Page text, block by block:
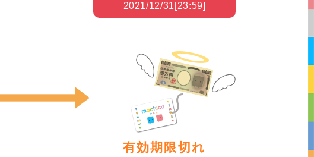
2021/12/31[23:59]
有効期限切れ